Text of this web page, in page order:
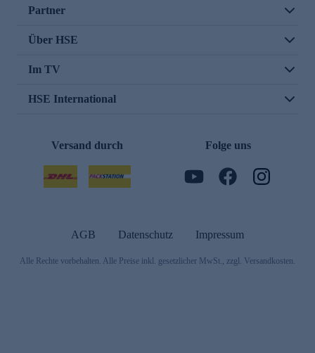
Partner
Über HSE
Im TV
HSE International
Versand durch Folge uns
AGB Datenschutz Impressum
Alle Rechte vorbehalten. Alle Preise inkl. gesetzlicher MwSt., zzgl. Versandkosten.